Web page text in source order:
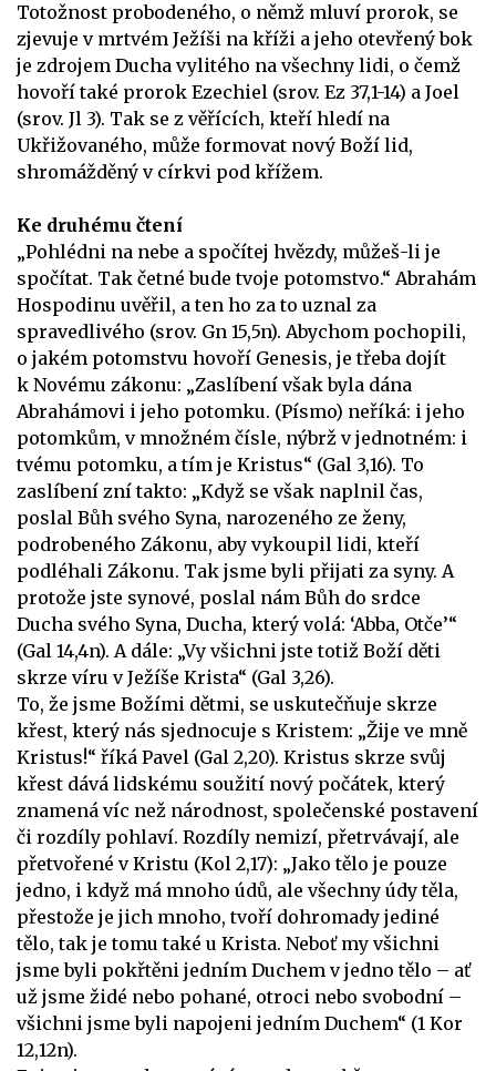
Totožnost probodeného, o němž mluví prorok, se
zjevuje v mrtvém Ježíši na kříži a jeho otevřený bok
je zdrojem Ducha vylitého na všechny lidi, o čemž
hovoří také prorok Ezechiel (srov. Ez 37,1-14) a Joel
(srov. Jl 3). Tak se z věřících, kteří hledí na
Ukřižovaného, může formovat nový Boží lid,
shromážděný v církvi pod křížem.
Ke druhému čtení
„Pohlédni na nebe a spočítej hvězdy, můžeš-li je
spočítat. Tak četné bude tvoje potomstvo.“ Abrahám
Hospodinu uvěřil, a ten ho za to uznal za
spravedlivého (srov. Gn 15,5n). Abychom pochopili,
o jakém potomstvu hovoří Genesis, je třeba dojít
k Novému zákonu: „Zaslíbení však byla dána
Abrahámovi i jeho potomku. (Písmo) neříká: i jeho
potomkům, v množném čísle, nýbrž v jednotném: i
tvému potomku, a tím je Kristus“ (Gal 3,16). To
zaslíbení zní takto: „Když se však naplnil čas,
poslal Bůh svého Syna, narozeného ze ženy,
podrobeného Zákonu, aby vykoupil lidi, kteří
podléhali Zákonu. Tak jsme byli přijati za syny. A
protože jste synové, poslal nám Bůh do srdce
Ducha svého Syna, Ducha, který volá: ‘Abba, Otče’“
(Gal 14,4n). A dále: „Vy všichni jste totiž Boží děti
skrze víru v Ježíše Krista“ (Gal 3,26).
To, že jsme Božími dětmi, se uskutečňuje skrze
křest, který nás sjednocuje s Kristem: „Žije ve mně
Kristus!“ říká Pavel (Gal 2,20). Kristus skrze svůj
křest dává lidskému soužití nový počátek, který
znamená víc než národnost, společenské postavení
či rozdíly pohlaví. Rozdíly nemizí, přetrvávají, ale
přetvořené v Kristu (Kol 2,17): „Jako tělo je pouze
jedno, i když má mnoho údů, ale všechny údy těla,
přestože je jich mnoho, tvoří dohromady jediné
tělo, tak je tomu také u Krista. Neboť my všichni
jsme byli pokřtěni jedním Duchem v jedno tělo – ať
už jsme židé nebo pohané, otroci nebo svobodní –
všichni jsme byli napojeni jedním Duchem“ (1 Kor
12,12n).